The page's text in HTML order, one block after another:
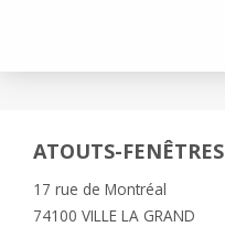
ATOUTS-FENÊTRES
17 rue de Montréal
74100 VILLE LA GRAND